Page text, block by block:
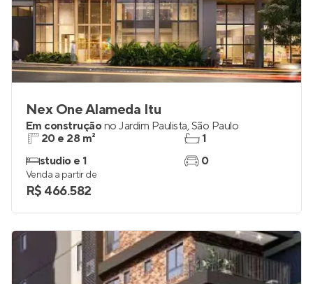
Nex One Alameda Itu
Em construçãono Jardim Paulista,São Paulo
20 e 28 m²
studio e 1
1
0
Venda a partir de
R$ 466.582